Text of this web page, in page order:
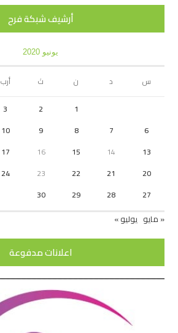
أرشيف شبكة فرح
يونيو 2020
س د ن ث أرب
1
2
3
6
7
8
9
10
13
14
15
16
17
20
21
22
23
24
27
28
29
30
« مايو يوليو »
اعلانات مدفوعة